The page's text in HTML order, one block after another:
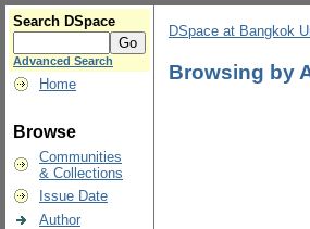
Search DSpace
Advanced Search
Home
Browse
Communities
& Collections
Issue Date
Author
DSpace at Bangkok
Browsing by